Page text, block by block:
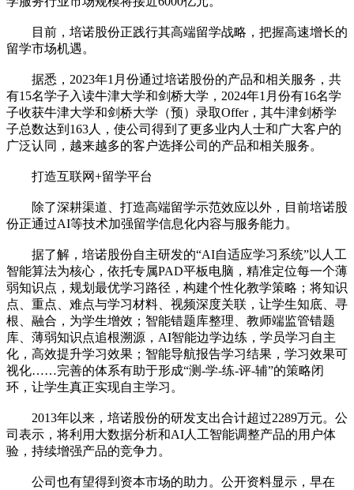
目前，培诺股份正践行其高端留学战略，把握高速增长的
留学市场机遇。
据悉，2023年1月份通过培诺股份的产品和相关服务，共
有15名学子入读牛津大学和剑桥大学，2024年1月份有16名学
子收获牛津大学和剑桥大学（预）录取Offer，其牛津剑桥学
子总数达到163人，使公司得到了更多业内人士和广大客户的
广泛认同，越来越多的客户选择公司的产品和相关服务。
打造互联网+留学平台
除了深耕渠道、打造高端留学示范效应以外，目前培诺股
份正通过AI等技术加强留学信息化内容与服务能力。
据了解，培诺股份自主研发的“AI自适应学习系统”以人工
智能算法为核心，依托专属PAD平板电脑，精准定位每一个薄
弱知识点，规划最优学习路径，构建个性化教学策略；将知识
点、重点、难点与学习材料、视频深度关联，让学生知底、寻
根、融合，为学生增效；智能错题库整理、教师端监管错题
库、薄弱知识点追根溯源，AI智能边学边练，学员学习自主
化，高效提升学习效果；智能导航报告学习结果，学习效果可
视化……完善的体系有助于形成“测-学-练-评-辅”的策略闭
环，让学生真正实现自主学习。
2013年以来，培诺股份的研发支出合计超过2289万元。公
司表示，将利用大数据分析和AI人工智能调整产品的用户体
验，持续增强产品的竞争力。
公司也有望得到资本市场的助力。公开资料显示，早在